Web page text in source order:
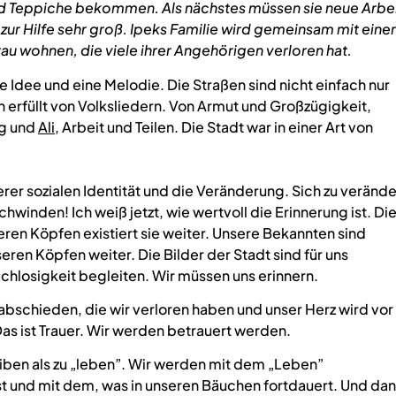
Teppiche bekommen. Als nächstes müssen sie neue
Hilfe sehr groß. Ipeks Familie wird gemeinsam mit einer
wohnen, die viele ihrer Angehörigen verloren hat.
Idee und eine Melodie. Die Straßen sind nicht einfach nur
erfüllt von Volksliedern. Von Armut und Großzügigkeit,
undAli, Arbeit und Teilen. Die Stadt war in einer Art von
sozialen Identität und die Veränderung. Sich zu
Ich weiß jetzt, wie wertvoll die Erinnerung ist. Die
Köpfen existiert sie weiter. Unsere Bekannten sind
Köpfen weiter. Die Bilder der Stadt sind für uns
begleiten. Wir müssen uns erinnern.
die wir verloren haben und unser Herz wird vor
ist Trauer. Wir werden betrauert werden.
als zu „leben”. Wir werden mit dem „Leben”
mit dem, was in unseren Bäuchen fortdauert. Und